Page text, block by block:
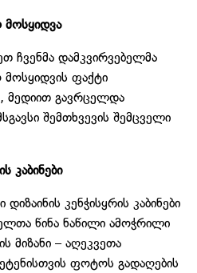
ჩვენმა დამკვირვებელმა
ფაქტი
მედიით გავრცელდა
შემთხვევის შემცველი
კაბინები
კენჭისყრის კაბინები
წინა ნაწილი ამოჭრილი
მიზანი – აღეკვეთა
ფოტოს გადაღების